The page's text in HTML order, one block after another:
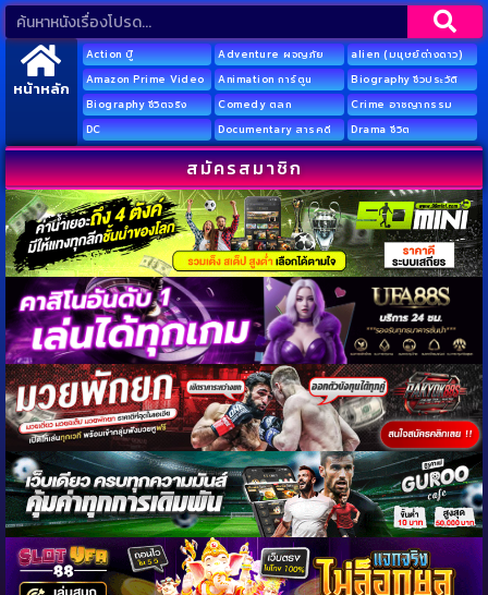
หน้าหลัก
Action บู๊ Adventure ผจญภัย
alien (มนุษย์ต่างดาว)
Amazon Prime Video
Animation การ์ตูน
Biography ชีวประวัติ
Biography ชีวิตจริง
Comedy ตลก
Crime อาชญากรรม
DC
Documentary สารคดี Drama ชีวิต
สมัครสมาชิก